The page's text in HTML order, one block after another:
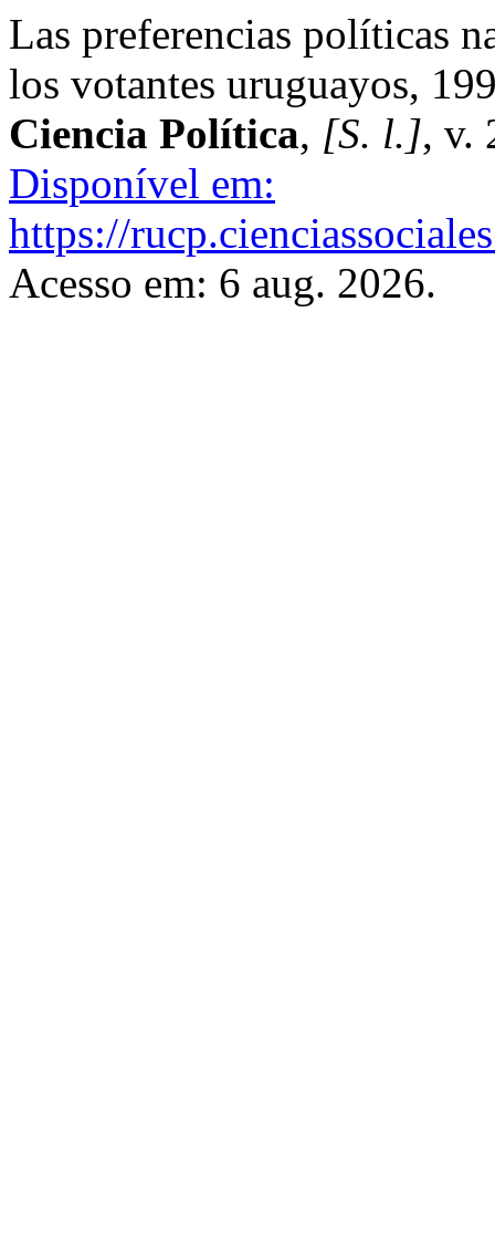
Las preferencias políticas
los votantes uruguayos,
Ciencia Política, [S. l.], v.
Disponível em:
https://
Acesso em: 6 aug. 2026.